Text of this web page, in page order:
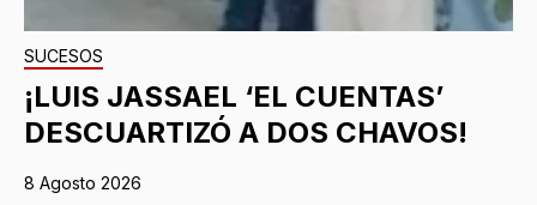
SUCESOS
¡LUIS JASSAEL ‘EL CUENTAS’
DESCUARTIZÓ A DOS CHAVOS!
8 Agosto 2026